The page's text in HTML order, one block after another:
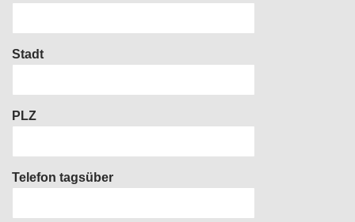
Stadt
PLZ
Telefon tagsüber